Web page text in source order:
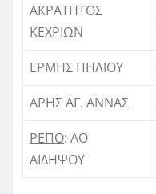
ΑΚΡΑΤΗΤΟΣ
ΚΕΧΡΙΩΝ
ΕΡΜΗΣ ΠΗΛΙΟΥ
ΑΡΗΣ ΑΓ. ΑΝΝΑΣ
ΡΕΠΟ: ΑΟ
ΑΙΔΗΨΟΥ